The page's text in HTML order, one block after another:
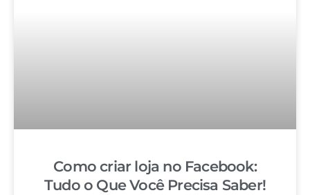
Como criar loja no Facebook:
Tudo o Que Você Precisa Saber!